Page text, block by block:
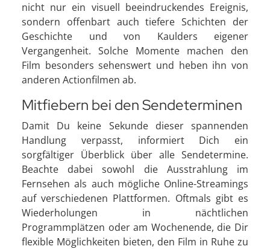
nicht nur ein visuell beeindruckendes Ereignis,
sondern offenbart auch tiefere Schichten der
Geschichte und von Kaulders eigener
Vergangenheit. Solche Momente machen den
Film besonders sehenswert und heben ihn von
anderen Actionfilmen ab.
Mitfiebern bei den Sendeterminen
Damit Du keine Sekunde dieser spannenden
Handlung verpasst, informiert Dich ein
sorgfältiger Überblick über alle Sendetermine.
Beachte dabei sowohl die Ausstrahlung im
Fernsehen als auch mögliche Online-Streamings
auf verschiedenen Plattformen. Oftmals gibt es
Wiederholungen in nächtlichen
Programmplätzen oder am Wochenende, die Dir
flexible Möglichkeiten bieten, den Film in Ruhe zu